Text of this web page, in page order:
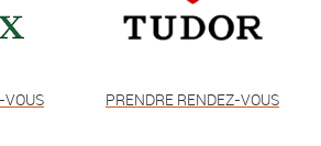
VOUS PRENDRE RENDEZ-VOUS